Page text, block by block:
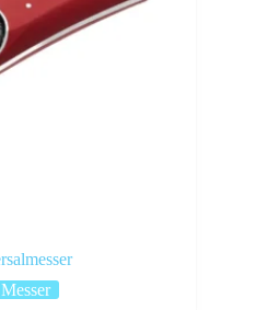
Messer